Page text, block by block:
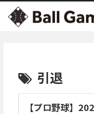
引退
【プロ野球】